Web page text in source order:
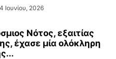
Ιουνίου, 2026
Νότος, εξαιτίας
έχασε μία ολόκληρη